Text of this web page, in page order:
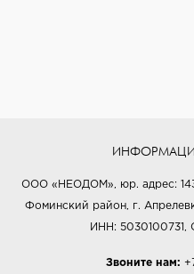
ООО «НЕОДОМ», юр. адрес:
Фоминский район, г.
ИНН: 5030100731,
Звоните нам: